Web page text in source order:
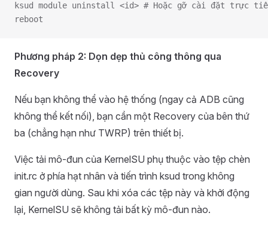
ksud module uninstall <id> # Hoặc gỡ cài đặt trực
reboot
Phương pháp 2: Dọn dẹp thủ công thông qua
Recovery
Nếu bạn không thể vào hệ thống (ngay cả ADB cũng
không thể kết nối), bạn cần một Recovery của bên thứ
ba (chẳng hạn như TWRP) trên thiết bị.
Việc tải mô-đun của KernelSU phụ thuộc vào tệp chèn
init.rc ở phía hạt nhân và tiến trình ksud trong không
gian người dùng. Sau khi xóa các tệp này và khởi động
lại, KernelSU sẽ không tải bất kỳ mô-đun nào.